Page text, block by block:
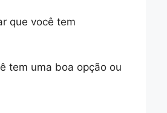
que você tem
tem uma boa opção ou